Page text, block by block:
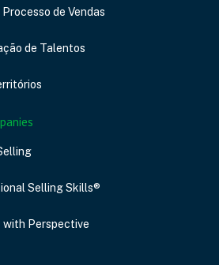
de Vendas
de Talentos
Selling Skills®
Perspective